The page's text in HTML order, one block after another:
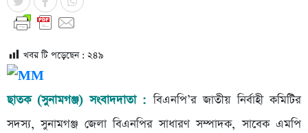
খবর টি পড়েছেন : ২৪৯
ছাতক (সুনামগঞ্জ) সংবাদদাতা : বিএনপি’র জাতীয় নির্বাহী কমিটির
সদস্য, সুনামগঞ্জ জেলা বিএনপির সাধারণ সম্পাদক, সাবেক এমপি